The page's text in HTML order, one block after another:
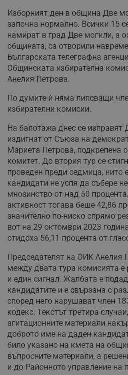
Изборният ден в община Две
започна нормално. Всички 15
намират в град Две могили, а
общината, са отворили
Българската телеграфна
Общинската избирателна
Анелия Петрова.
По думите ѝ няма липсващи
избирателни комисии.
На балотажа днес се изправят
издигнат от Съюза на
Мариета Петрова, подкрепена
комитет. До втория тур се
проведен преди седмица, нито
кандидати не успя да събере
мнозинство от над 50
активност тогава беше 42,86
значително по-ниско спрямо
вот на 29 октомври 2023
отидоха 56,11 процента от
Председателят на ОИК Анелия
между двата тура комисията е
и един сигнал. Жалбата е
кандидатите и е свързана с
според него нарушават член
кодекс. Текстът третира
агитационните материали
доброто име на даден
било указано на кмета на
въпросните материали, а
и до Районното управление на